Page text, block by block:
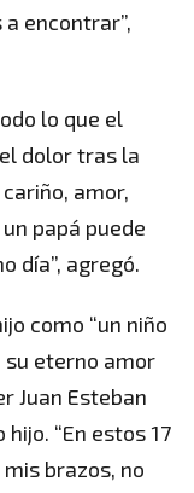
encontrar”,
lo que el
dolor tras la
amor,
papá puede
día”, agregó.
como “un niño
su eterno amor
Juan Esteban
“En estos 17
brazos, no